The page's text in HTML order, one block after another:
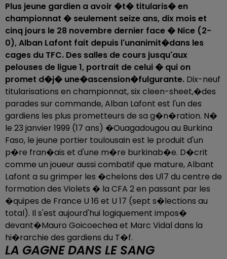
Plus jeune gardien a avoir �t� titularis� en
championnat � seulement seize ans, dix mois et
cinq jours le 28 novembre dernier face � Nice (2-
0), Alban Lafont fait depuis l'unanimit�dans les
cages du TFC. Des salles de cours jusqu'aux
pelouses de ligue 1, portrait de celui � qui on
promet d�j� une�ascension�fulgurante. Dix-neuf
titularisations en championnat, six cleen-sheet,�des
parades sur commande, Alban Lafont est l'un des
gardiens les plus prometteurs de sa g�n�ration. N�
le 23 janvier 1999 (17 ans) �Ouagadougou au Burkina
Faso, le jeune portier toulousain est le produit d'un
p�re fran�ais et d'une m�re burkinab�e. D�crit
comme un joueur aussi combatif que mature, Albant
Lafont a su grimper les �chelons des U17 du centre de
formation des Violets � la CFA 2 en passant par les
�quipes de France U 16 et U 17 (sept s�lections au
total). Il s'est aujourd'hui logiquement impos�
devant�Mauro Goicoechea et Marc Vidal dans la
hi�rarchie des gardiens du T�f.
LA GAGNE DANS LE SANG